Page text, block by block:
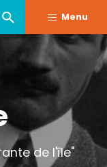
Menu
de l'île"